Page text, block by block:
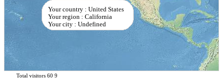
Your country : United States
Your region : California
Your city : Undefined
Total visitors 60 9